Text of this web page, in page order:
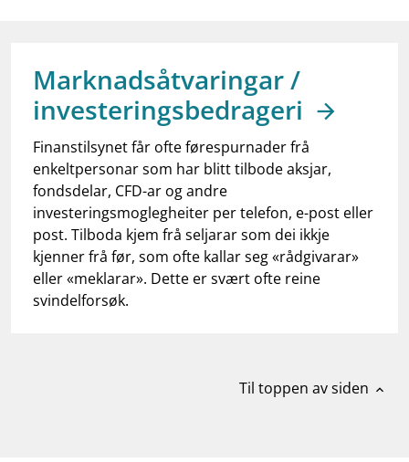
notifications_noneAbonner på nyhetsvarsel
Marknadsåtvaringar /
investeringsbedrageri
Finanstilsynet får ofte førespurnader frå
enkeltpersonar som har blitt tilbode aksjar,
fondsdelar, CFD-ar og andre
investeringsmoglegheiter per telefon, e-post eller
post. Tilboda kjem frå seljarar som dei ikkje
kjenner frå før, som ofte kallar seg «rådgivarar»
eller «meklarar». Dette er svært ofte reine
svindelforsøk.
Til toppen av siden expand_less